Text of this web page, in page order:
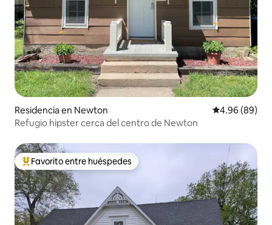
Residencia en Newton Calificación
4.96 (89)
Refugio hipster cerca del centro de Newton
De los mejores en Favorito entre huéspedes
Favorito entre huéspedes